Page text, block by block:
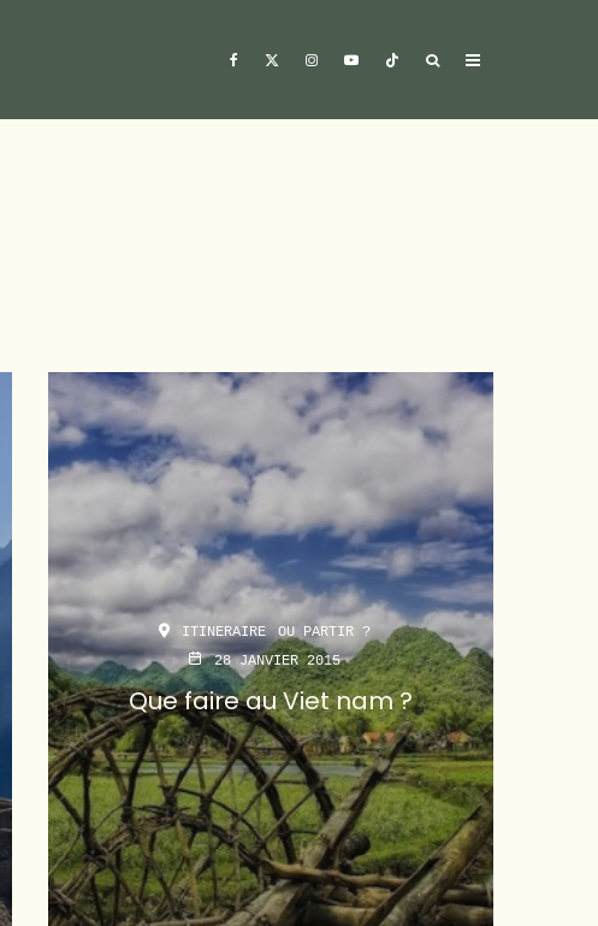
ITINERAIRE
OU PARTIR ?
28 JANVIER 2015
Que faire au Viet nam ?